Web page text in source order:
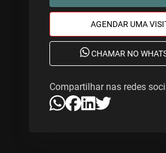
AGENDAR UMA
CHAMAR NO
Compartilhar nas redes